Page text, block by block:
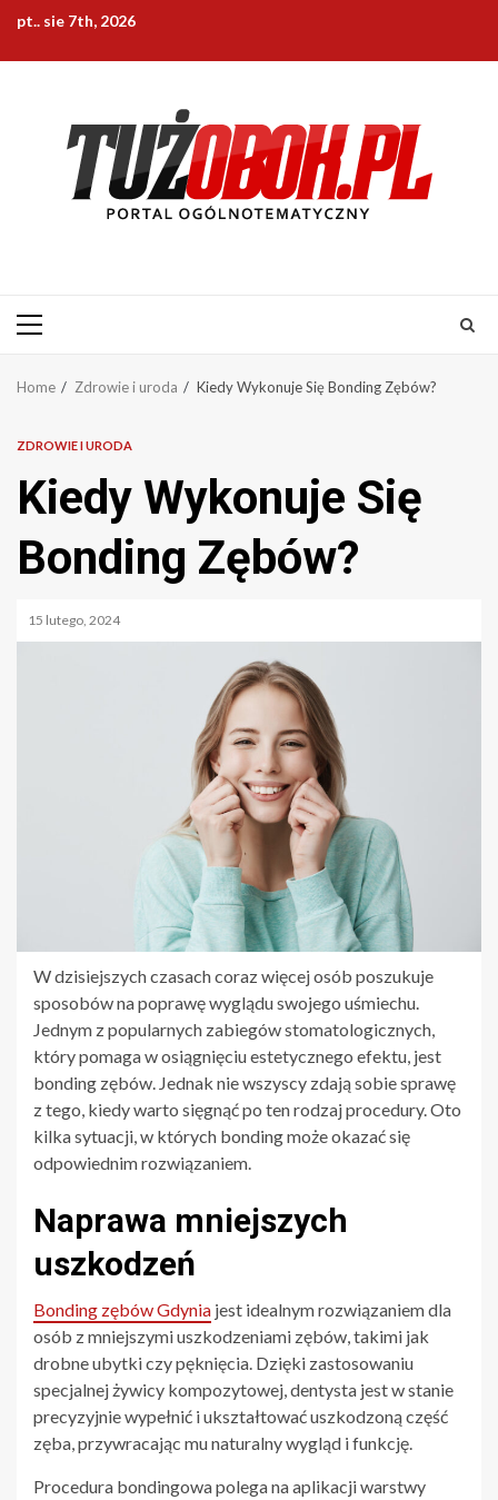
Skip
content
pt.. sie 7th, 2026
Primary
Home Zdrowie i uroda Kiedy Wykonuje Się Bonding Zębów?
ZDROWIE I URODA
Kiedy Wykonuje Się
Bonding Zębów?
15 lutego, 2024
W dzisiejszych czasach coraz więcej osób poszukuje
sposobów na poprawę wyglądu swojego uśmiechu.
Jednym z popularnych zabiegów stomatologicznych,
który pomaga w osiągnięciu estetycznego efektu, jest
bonding zębów. Jednak nie wszyscy zdają sobie sprawę
z tego, kiedy warto sięgnąć po ten rodzaj procedury. Oto
kilka sytuacji, w których bonding może okazać się
odpowiednim rozwiązaniem.
Naprawa mniejszych
uszkodzeń
Bonding zębów Gdynia jest idealnym rozwiązaniem dla
osób z mniejszymi uszkodzeniami zębów, takimi jak
drobne ubytki czy pęknięcia. Dzięki zastosowaniu
specjalnej żywicy kompozytowej, dentysta jest w stanie
precyzyjnie wypełnić i ukształtować uszkodzoną część
zęba, przywracając mu naturalny wygląd i funkcję.
Procedura bondingowa polega na aplikacji warstwy